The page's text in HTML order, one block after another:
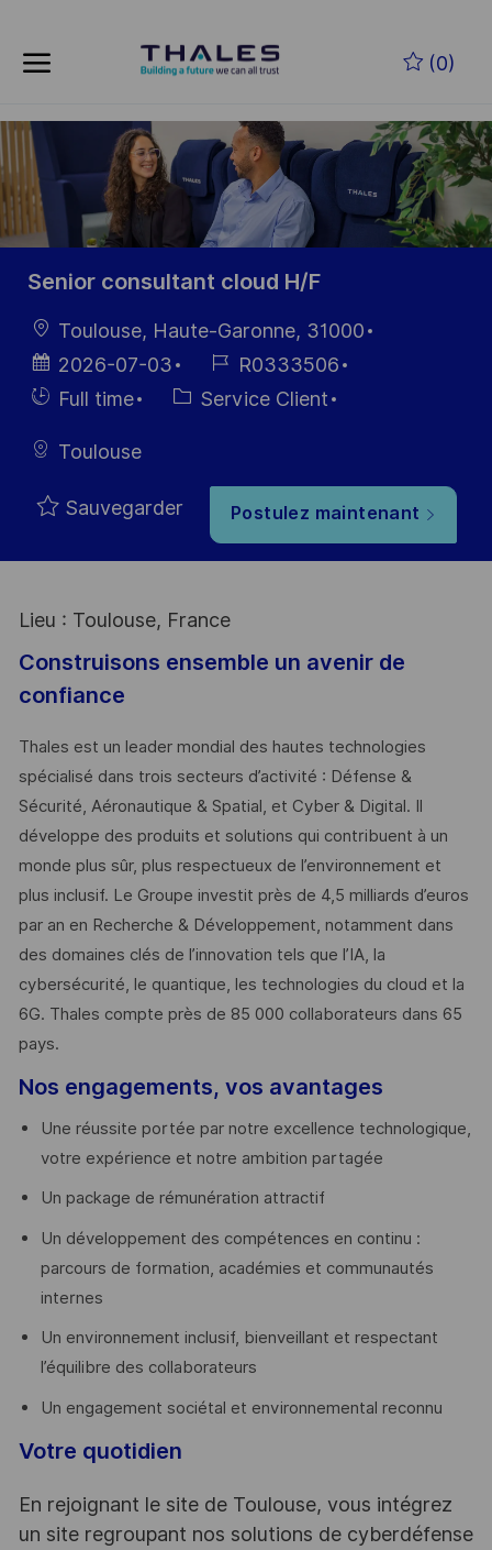
(0)
-
Senior consultant cloud H/F
localisation
Toulouse, Haute-Garonne, 31000
Date
d’affichage
2026-07-03
Référence
du poste
R0333506
HiringFull time Catégorie
Service Client
Toulouse
Sauvegarder Postulez maintenant
Lieu : Toulouse, France
Construisons ensemble un avenir de
confiance
Thales est un leader mondial des hautes technologies
spécialisé dans trois secteurs d’activité : Défense &
Sécurité, Aéronautique & Spatial, et Cyber & Digital. Il
développe des produits et solutions qui contribuent à un
monde plus sûr, plus respectueux de l’environnement et
plus inclusif. Le Groupe investit près de 4,5 milliards d’euros
par an en Recherche & Développement, notamment dans
des domaines clés de l’innovation tels que l’IA, la
cybersécurité, le quantique, les technologies du cloud et la
6G. Thales compte près de 85 000 collaborateurs dans 65
pays. ​
Nos engagements, vos avantages
Une réussite portée par notre excellence technologique,
votre expérience et notre ambition partagée
Un package de rémunération attractif
Un développement des compétences en continu :
parcours de formation, académies et communautés
internes
Un environnement inclusif, bienveillant et respectant
l’équilibre des collaborateurs
Un engagement sociétal et environnemental reconnu
Votre quotidien
En rejoignant le site de Toulouse, vous intégrez
un site regroupant nos solutions de cyberdéfense